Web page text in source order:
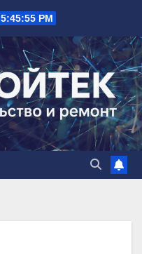
5:45:56 PM